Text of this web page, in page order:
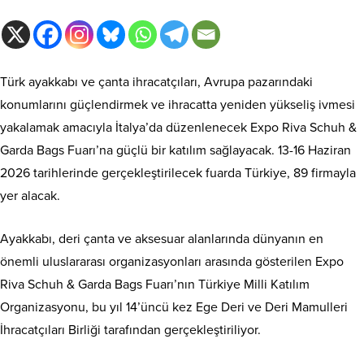
Türk ayakkabı ve çanta ihracatçıları, Avrupa pazarındaki
konumlarını güçlendirmek ve ihracatta yeniden yükseliş ivmesi
yakalamak amacıyla İtalya’da düzenlenecek Expo Riva Schuh &
Garda Bags Fuarı’na güçlü bir katılım sağlayacak. 13-16 Haziran
2026 tarihlerinde gerçekleştirilecek fuarda Türkiye, 89 firmayla
yer alacak.
Ayakkabı, deri çanta ve aksesuar alanlarında dünyanın en
önemli uluslararası organizasyonları arasında gösterilen Expo
Riva Schuh & Garda Bags Fuarı’nın Türkiye Milli Katılım
Organizasyonu, bu yıl 14’üncü kez Ege Deri ve Deri Mamulleri
İhracatçıları Birliği tarafından gerçekleştiriliyor.